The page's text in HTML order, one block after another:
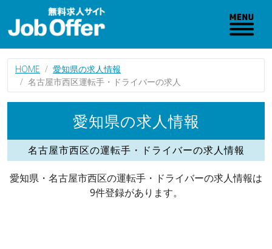
HOME
愛知県の求人情報
名古屋市西区運転手・ドライバーの求人
愛知県の求人情報
名古屋市西区の運転手・ドライバーの求人情報
愛知県・名古屋市西区の運転手・ドライバーの求人情報は
9件登録があります。